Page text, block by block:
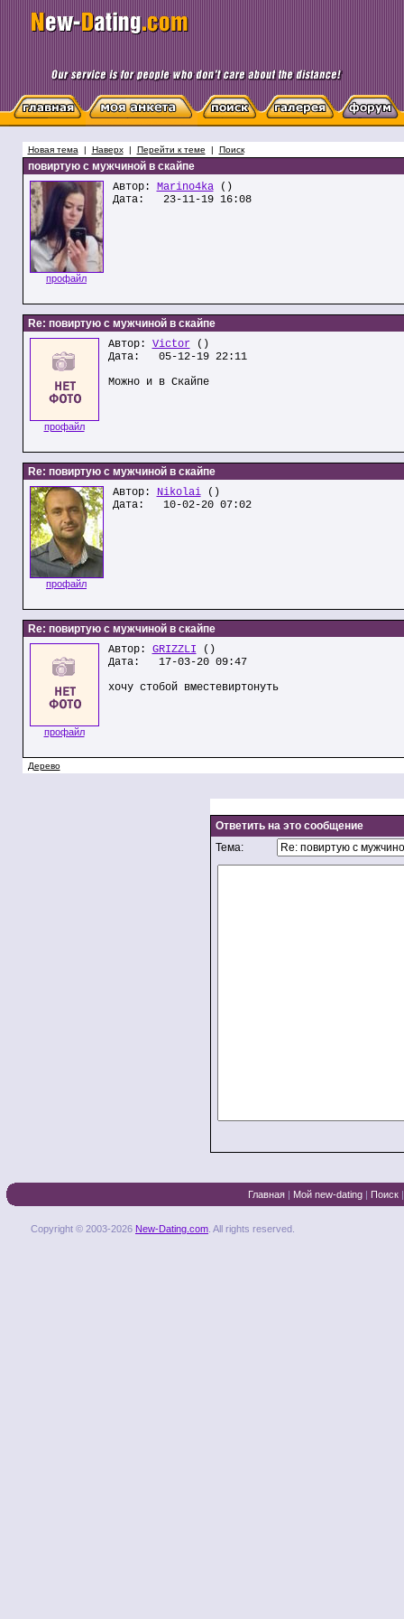
Новая тема | Наверх| Перейти к теме | Поиск
повиртую с мужчиной в скайпе
профайл
Автор: Marino4ka()
Дата: 23-11-19 16:08
Re: повиртую с мужчиной в скайпе
профайл
Автор: Victor()
Дата: 05-12-19 22:11
Можно и в Скайпе
Re: повиртую с мужчиной в скайпе
профайл
Автор: Nikolai()
Дата: 10-02-20 07:02
Re: повиртую с мужчиной в скайпе
профайл
Автор: GRIZZLI ()
Дата: 17-03-20 09:47
хочу стобой вместевиртонуть
Дерево
Ответить на это сообщение
Тема:
Главная | Мой new-dating | Поиск
Copyright © 2003-2026 New-Dating.com . All rights reserved.